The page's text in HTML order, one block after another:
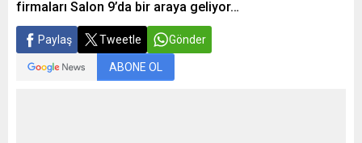
firmaları Salon 9’da bir araya geliyor…
Paylaş Tweetle Gönder
ABONE OL